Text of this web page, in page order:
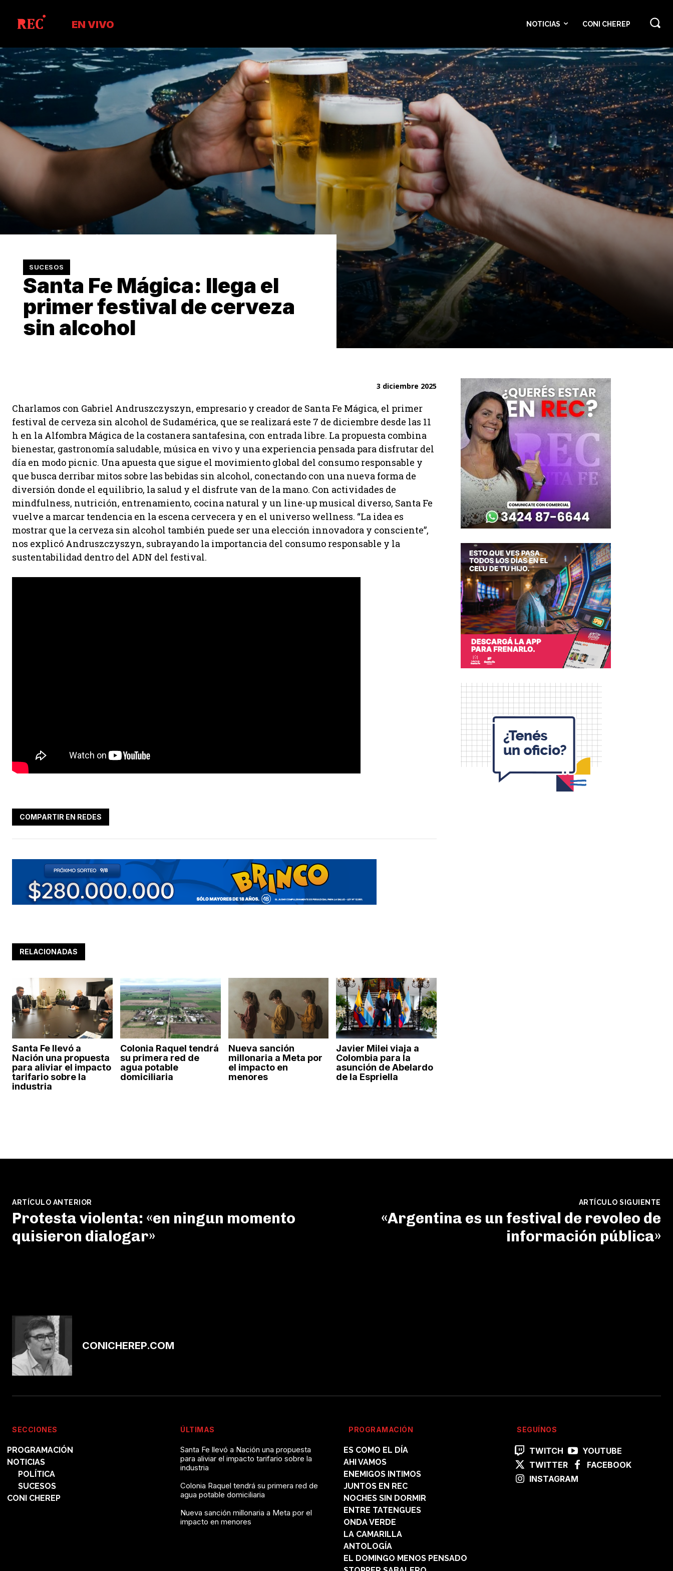
EN VIVO NOTICIAS CONI CHEREP
SUCESOS
Santa Fe Mágica: llega el
primer festival de cerveza
sin alcohol
3 diciembre 2025
Charlamos con Gabriel Andruszczyszyn, empresario y creador de Santa Fe Mágica, el primer
festival de cerveza sin alcohol de Sudamérica, que se realizará este 7 de diciembre desde las 11
h en la Alfombra Mágica de la costanera santafesina, con entrada libre. La propuesta combina
bienestar, gastronomía saludable, música en vivo y una experiencia pensada para disfrutar del
día en modo picnic. Una apuesta que sigue el movimiento global del consumo responsable y
que busca derribar mitos sobre las bebidas sin alcohol, conectando con una nueva forma de
diversión donde el equilibrio, la salud y el disfrute van de la mano. Con actividades de
mindfulness, nutrición, entrenamiento, cocina natural y un line-up musical diverso, Santa Fe
vuelve a marcar tendencia en la escena cervecera y en el universo wellness. “La idea es
mostrar que la cerveza sin alcohol también puede ser una elección innovadora y consciente”,
nos explicó Andruszczyszyn, subrayando la importancia del consumo responsable y la
sustentabilidad dentro del ADN del festival.
COMPARTIR EN REDES
RELACIONADAS
Santa Fe llevó a
Nación una propuesta
para aliviar el impacto
tarifario sobre la
industria
Colonia Raquel tendrá
su primera red de
agua potable
domiciliaria
Nueva sanción
millonaria a Meta por
el impacto en
menores
Javier Milei viaja a
Colombia para la
asunción de Abelardo
de la Espriella
ARTÍCULO ANTERIOR
Protesta violenta: «en ningun momento
quisieron dialogar»
ARTÍCULO SIGUIENTE
«Argentina es un festival de revoleo de
información pública»
CONICHEREP.COM
SECCIONES
PROGRAMACIÓN
NOTICIAS
POLÍTICA
SUCESOS
CONI CHEREP
ÚLTIMAS
Santa Fe llevó a Nación una propuesta
para aliviar el impacto tarifario sobre la
industria
Colonia Raquel tendrá su primera red de
agua potable domiciliaria
Nueva sanción millonaria a Meta por el
impacto en menores
PROGRAMACIÓN
ES COMO EL DÍA
AHI VAMOS
ENEMIGOS INTIMOS
JUNTOS EN REC
NOCHES SIN DORMIR
ENTRE TATENGUES
ONDA VERDE
LA CAMARILLA
ANTOLOGÍA
EL DOMINGO MENOS PENSADO
SEGUÍNOS
TWITCH
YOUTUBE
TWITTER
FACEBOOK
INSTAGRAM